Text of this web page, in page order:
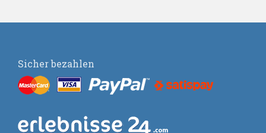
Sicher bezahlen